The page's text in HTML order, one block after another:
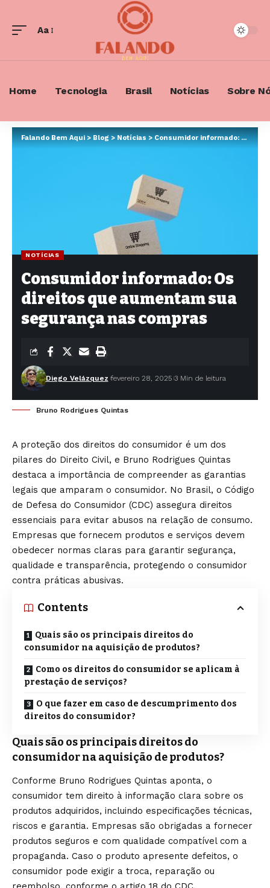
Font
Aa
Home Tecnologia Brasil Notícias Sobre
Falando Bem Aqui>Blog>Notícias>Consumidor informado: Os direitos que aumentam sua segurança nas compras
NOTÍCIAS
Consumidor informado: Os
direitos que aumentam sua
segurança nas compras
Diego Velázquez fevereiro 28, 2025 3 Min de leitura
Bruno Rodrigues Quintas
A proteção dos direitos do consumidor é um dos
pilares do Direito Civil, e Bruno Rodrigues Quintas
destaca a importância de compreender as garantias
legais que amparam o consumidor. No Brasil, o Código
de Defesa do Consumidor (CDC) assegura direitos
essenciais para evitar abusos na relação de consumo.
Empresas que fornecem produtos e serviços devem
obedecer normas claras para garantir segurança,
qualidade e transparência, protegendo o consumidor
contra práticas abusivas.
Contents
Quais são os principais direitos do
consumidor na aquisição de produtos?
Como os direitos do consumidor se aplicam à
prestação de serviços?
O que fazer em caso de descumprimento dos
direitos do consumidor?
Quais são os principais direitos do
consumidor na aquisição de produtos?
Conforme Bruno Rodrigues Quintas aponta, o
consumidor tem direito à informação clara sobre os
produtos adquiridos, incluindo especificações técnicas,
riscos e garantia. Empresas são obrigadas a fornecer
produtos seguros e com qualidade compatível com a
propaganda. Caso o produto apresente defeitos, o
consumidor pode exigir a troca, reparação ou